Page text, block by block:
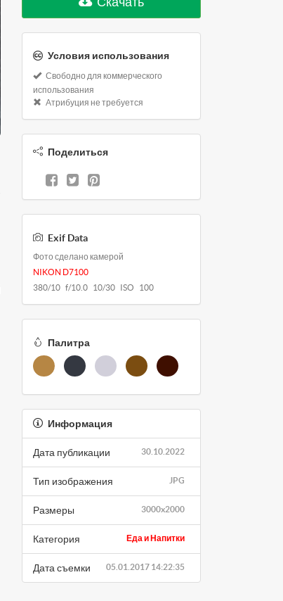
Условия использования
Свободно для коммерческого
использования
Атрибуция не требуется
Поделиться
Exif Data
Фото сделано камерой
NIKON D7100
380/10 f/10.0 10/30 ISO 100
Палитра
Информация
30.10.2022
Дата публикации
JPG
Тип изображения
3000x2000
Размеры
Еда и Напитки
Категория
05.01.2017 14:22:35
Дата съемки